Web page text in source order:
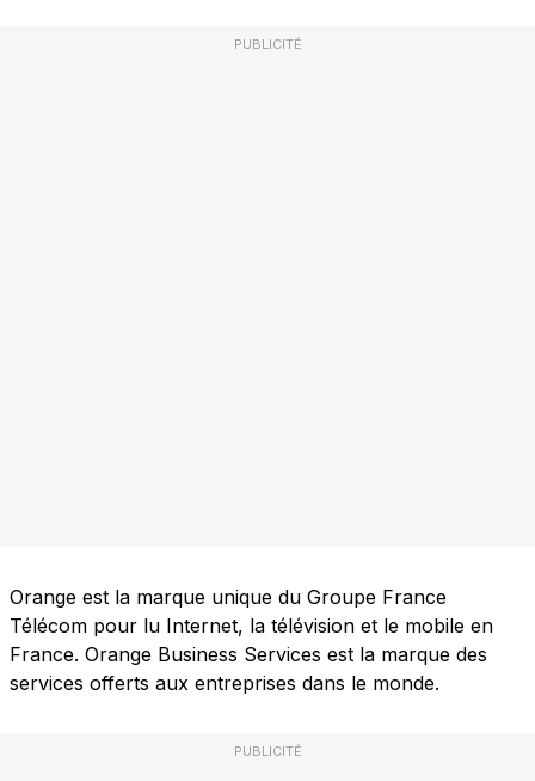
PUBLICITÉ
Orange est la marque unique du Groupe France
Télécom pour lu Internet, la télévision et le mobile en
France. Orange Business Services est la marque des
services offerts aux entreprises dans le monde.
PUBLICITÉ